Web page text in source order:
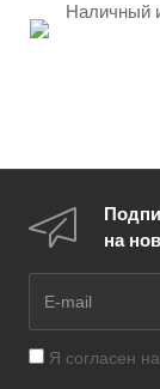
Наличный
на
Я согласен на